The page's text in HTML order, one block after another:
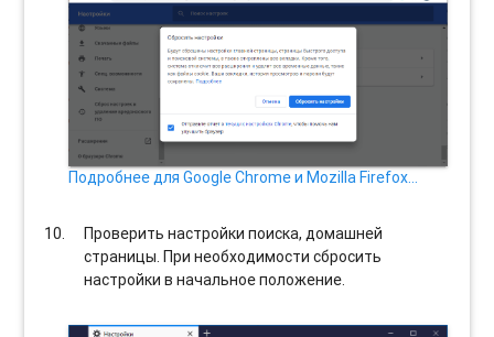
Подробнее для Google Chrome и Mozilla Firefox…
Проверить настройки поиска, домашней
страницы. При необходимости сбросить
настройки в начальное положение.